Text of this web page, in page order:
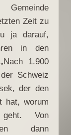
Zeit zu
ja darauf,
in den
1.900
Schweiz
der den
hat, worum
Von
dann